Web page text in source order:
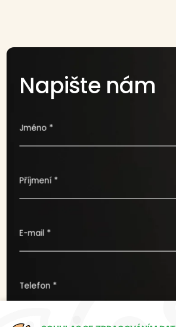
Napište nám
Jméno *
Příjmení *
E-mail *
Telefon *